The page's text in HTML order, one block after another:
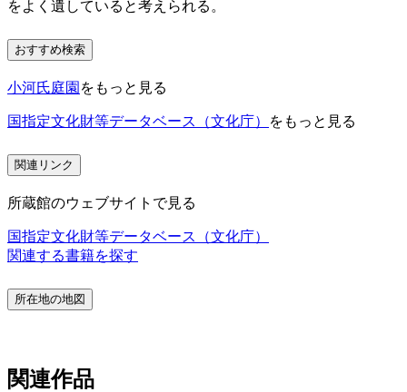
をよく遺していると考えられる。
おすすめ検索
小河氏庭園 をもっと見る
国指定文化財等データベース（文化庁） をもっと見る
関連リンク
所蔵館のウェブサイトで見る
国指定文化財等データベース（文化庁）
関連する書籍を探す
所在地の地図
関連作品